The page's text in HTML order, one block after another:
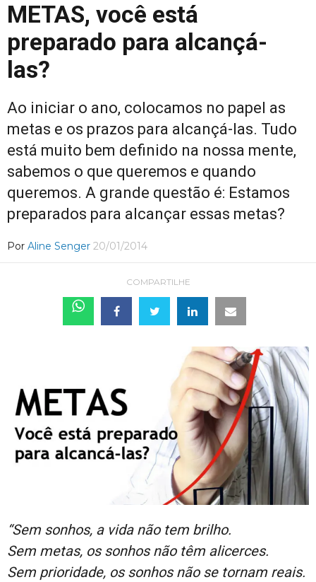
METAS, você está
preparado para alcançá-
las?
Ao iniciar o ano, colocamos no papel as
metas e os prazos para alcançá-las. Tudo
está muito bem definido na nossa mente,
sabemos o que queremos e quando
queremos. A grande questão é: Estamos
preparados para alcançar essas metas?
Por Aline Senger 20/01/2014
COMPARTILHE
“Sem sonhos, a vida não tem brilho.
Sem metas, os sonhos não têm alicerces.
Sem prioridade, os sonhos não se tornam reais.